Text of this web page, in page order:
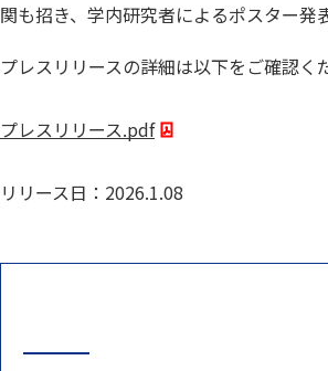
関も招き、学内研究者によるポスター発
プレスリリースの詳細は以下をご確認く
プレスリリース.pdf
リリース日：2026.1.08